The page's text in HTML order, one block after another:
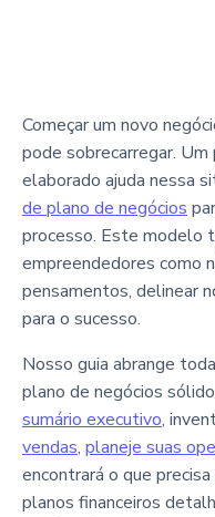
Começar um novo
pode sobrecarregar.
elaborado ajuda nessa
de plano de negócios
processo. Este modelo
empreendedores como
pensamentos, delinear
para o sucesso.
Nosso guia abrange
plano de negócios
sumário executivo,
vendas, planeje suas
encontrará o que
planos financeiros